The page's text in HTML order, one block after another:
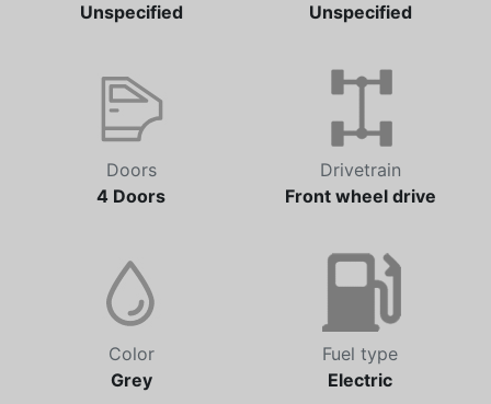
Unspecified
Unspecified
Doors
4 Doors
Drivetrain
Front wheel drive
Color
Grey
Fuel type
Electric